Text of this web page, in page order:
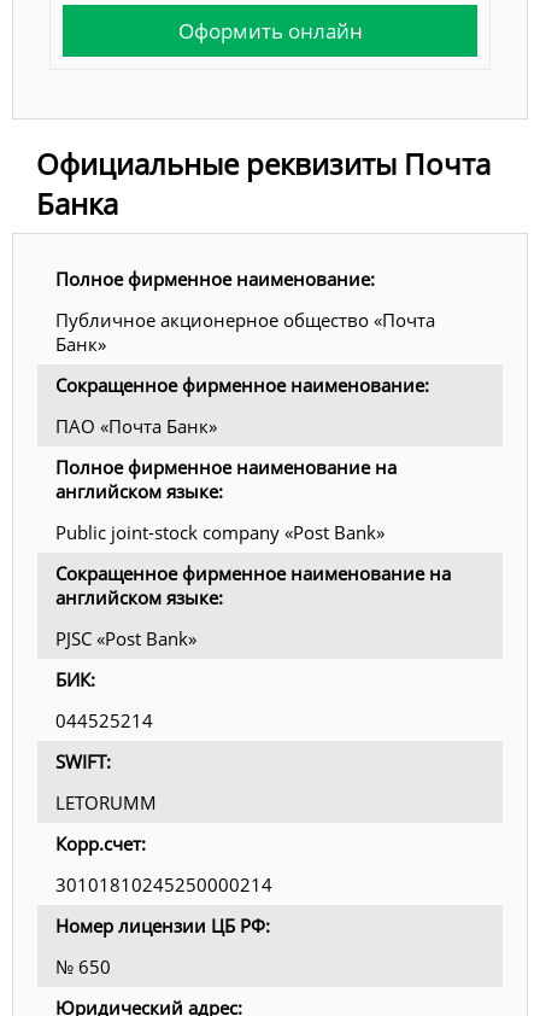
Оформить онлайн
Официальные реквизиты Почта
Банка
Полное фирменное наименование:
Публичное акционерное общество «Почта
Банк»
Сокращенное фирменное наименование:
ПАО «Почта Банк»
Полное фирменное наименование на
английском языке:
Public joint-stock company «Post Bank»
Сокращенное фирменное наименование на
английском языке:
PJSC «Post Bank»
БИК:
044525214
SWIFT:
LETORUMM
Корр.счет:
30101810245250000214
Номер лицензии ЦБ РФ:
№ 650
Юридический адрес: